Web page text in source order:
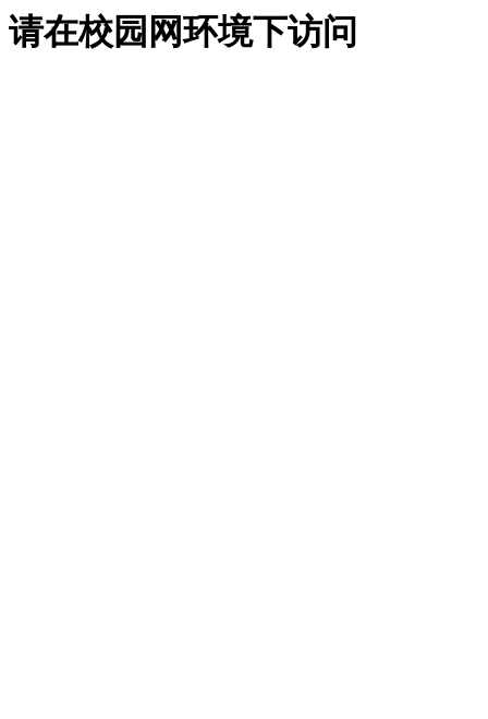
请在校园网环境下访问